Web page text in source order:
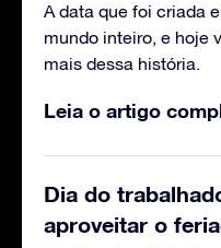
A data que foi criada
mundo inteiro, e hoje
mais dessa história.
Leia o artigo
Dia do
aproveitar o